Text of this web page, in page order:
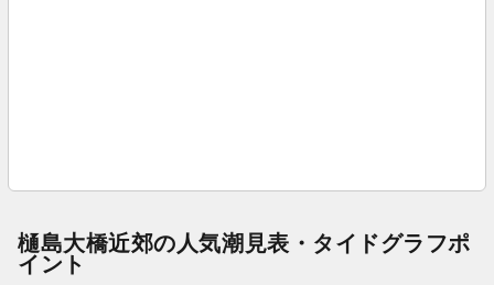
樋島大橋近郊の人気潮見表・タイドグラフポ
イント